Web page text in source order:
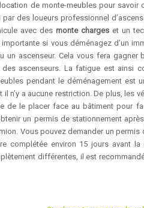
de monte-meubles pour savoir
des loueurs professionnel
avec des monte chargeset un
si vous déménagez d’un
ascenseur. Cela vous fera gagner
ascenseurs. La fatigue est ainsi
pendant le déménagement est
a aucune restriction. De plus, les
de le placer face au bâtiment pour
un permis de stationnement
Vous pouvez demander un permis
complétée environ 15 jours avant la
différentes, il est